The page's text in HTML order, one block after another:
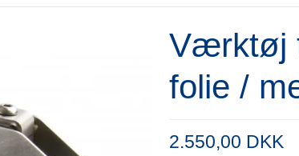
Værktøj
folie /
2.550,00 DKK